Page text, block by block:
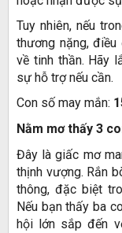
Tuy nhiên, nếu
thương nặng,
về tinh thần. Hãy
sự hỗ trợ nếu cần.
Con số may mắn:
Nằm mơ thấy 3
Đây là giấc mơ
thịnh vượng. Rắn
thông, đặc biệt
Nếu bạn thấy ba
hội lớn sắp đến